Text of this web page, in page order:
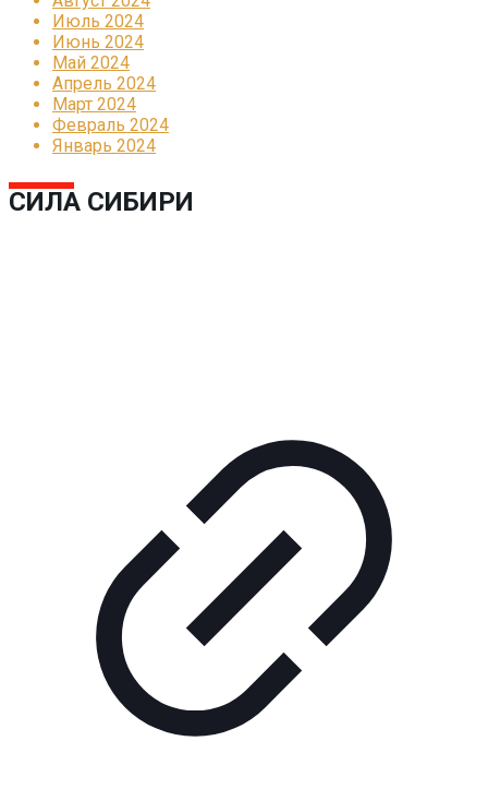
Июль 2024
Июнь 2024
Май 2024
Апрель 2024
Март 2024
Февраль 2024
Январь 2024
СИЛА СИБИРИ